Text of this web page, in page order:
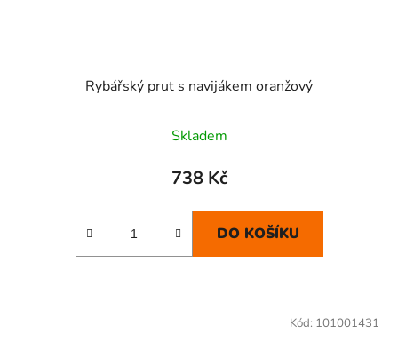
Rybářský prut s navijákem oranžový
Skladem
738 Kč
DO KOŠÍKU
Kód: 101001431